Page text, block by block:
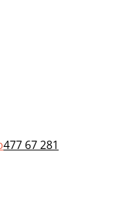
477 67 281